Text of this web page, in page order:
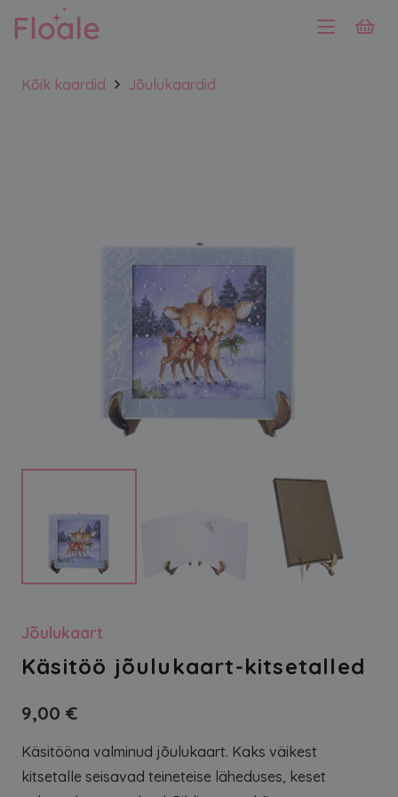
Kõik kaardid Jõulukaardid
Jõulukaart
Käsitöö jõulukaart-kitsetalled
9,00 €
Käsitööna valminud jõulukaart. Kaks väikest
kitsetalle seisavad teineteise läheduses, keset